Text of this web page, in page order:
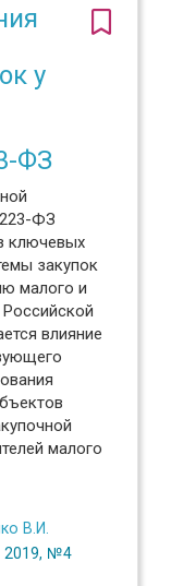
у
ФЗ
ФЗ
ключевых
закупок
малого и
влияние
малого
В.И.
2019, №4